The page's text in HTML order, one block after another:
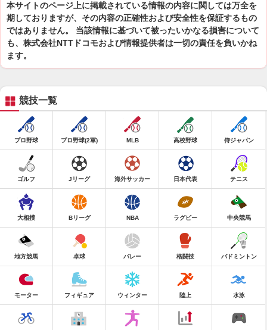
本サイトのページ上に掲載されている情報の内容に関しては万全を
期しておりますが、その内容の正確性および安全性を保証するもの
ではありません。 当該情報に基づいて被ったいかなる損害について
も、株式会社NTTドコモおよび情報提供者は一切の責任を負いかね
ます。
競技一覧
プロ野球 プロ野球(2軍) MLB 高校野球 侍ジャパン
ゴルフ Jリーグ 海外サッカー 日本代表 テニス
大相撲 Bリーグ NBA ラグビー 中央競馬
地方競馬 卓球 バレー 格闘技 バドミントン
モーター フィギュア ウィンター 陸上 水泳